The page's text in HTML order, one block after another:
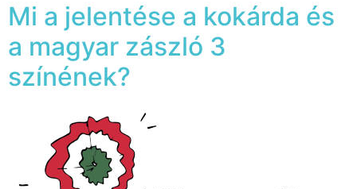
Mi a jelentése a kokárda és
a magyar zászló 3
színének?